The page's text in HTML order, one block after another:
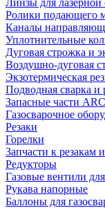
Линзы для лазерной
Ролики подающего
Каналы
Уплотнительные
Дуговая строжка и
Воздушно-дуговая
Экзотермическая
Подводная сварка и
Запасные части
Газосварочное
Резаки
Горелки
Запчасти к резакам
Редукторы
Газовые вентили
Рукава напорные
Баллоны для